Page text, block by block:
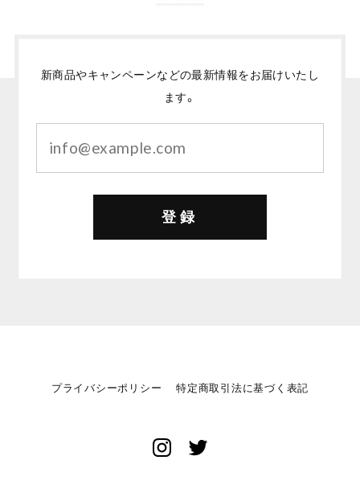
新商品やキャンペーンなどの最新情報をお届けいたし
ます。
登録
プライバシーポリシー 特定商取引法に基づく表記